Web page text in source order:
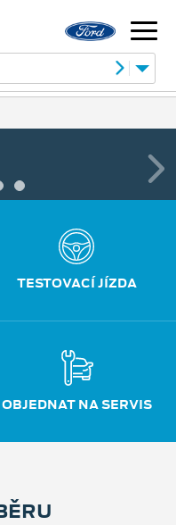
TESTOVACÍ JÍZDA
OBJEDNAT NA SERVIS